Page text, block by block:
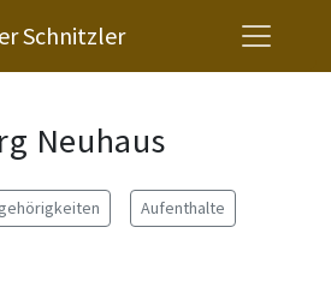
Schnitzler
Neuhaus
Aufenthalte